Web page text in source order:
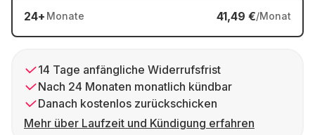
24+ Monate 41,49 €/Monat
14 Tage anfängliche Widerrufsfrist
Nach 24 Monaten monatlich kündbar
Danach kostenlos zurückschicken
Mehr über Laufzeit und Kündigung erfahren